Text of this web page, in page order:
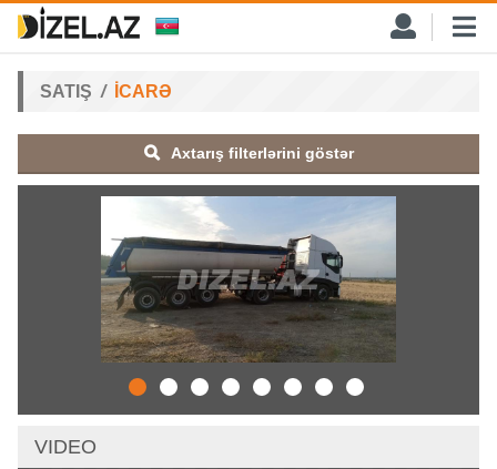
SATIŞ İCARƏ
Axtarış filterlərini göstər
VIDEO